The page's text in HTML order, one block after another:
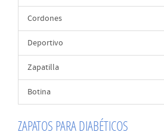
Cordones
Deportivo
Zapatilla
Botina
ZAPATOS PARA DIABÉTICOS